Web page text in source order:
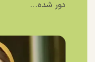
دور شده...